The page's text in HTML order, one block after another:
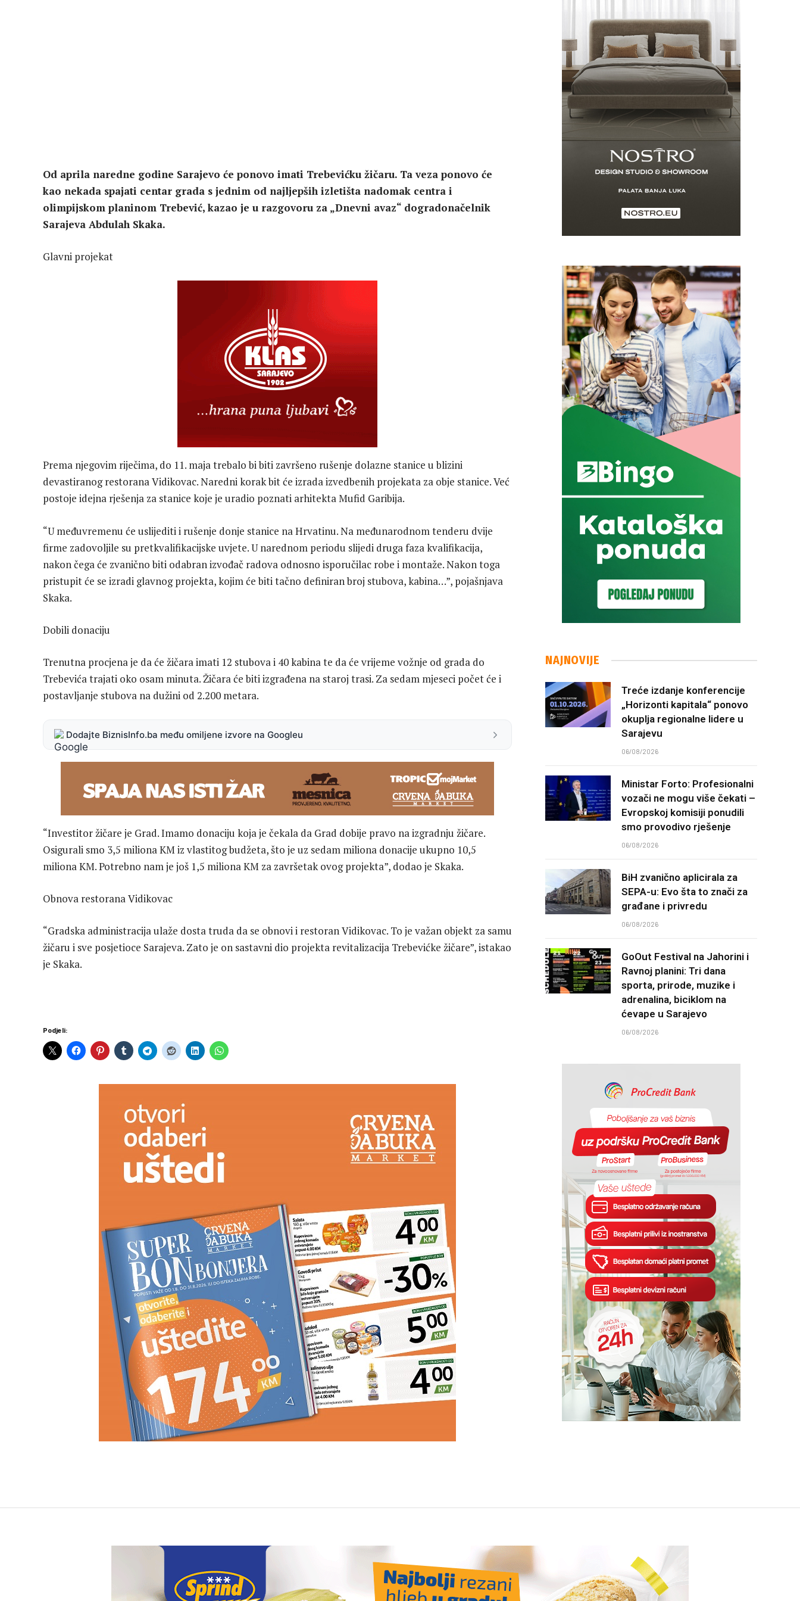
Od aprila naredne godine Sarajevo će ponovo imati Trebevićku žičaru. Ta veza ponovo će
kao nekada spajati centar grada s jednim od najljepših izletišta nadomak centra i
olimpijskom planinom Trebević, kazao je u razgovoru za „Dnevni avaz“ dogradonačelnik
Sarajeva Abdulah Skaka.
Glavni projekat
Prema njegovim riječima, do 11. maja trebalo bi biti završeno rušenje dolazne stanice u blizini
devastiranog restorana Vidikovac. Naredni korak bit će izrada izvedbenih projekata za obje stanice. Već
postoje idejna rješenja za stanice koje je uradio poznati arhitekta Mufid Garibija.
“U međuvremenu će uslijediti i rušenje donje stanice na Hrvatinu. Na međunarodnom tenderu dvije
firme zadovoljile su pretkvalifikacijske uvjete. U narednom periodu slijedi druga faza kvalifikacija,
nakon čega će zvanično biti odabran izvođač radova odnosno isporučilac robe i montaže. Nakon toga
pristupit će se izradi glavnog projekta, kojim će biti tačno definiran broj stubova, kabina…”, pojašnjava
Skaka.
Dobili donaciju
Trenutna procjena je da će žičara imati 12 stubova i 40 kabina te da će vrijeme vožnje od grada do
Trebevića trajati oko osam minuta. Žičara će biti izgrađena na staroj trasi. Za sedam mjeseci počet će i
postavljanje stubova na dužini od 2.200 metara.
Dodajte BiznisInfo.ba među omiljene izvore na Googleu
“Investitor žičare je Grad. Imamo donaciju koja je čekala da Grad dobije pravo na izgradnju žičare.
Osigurali smo 3,5 miliona KM iz vlastitog budžeta, što je uz sedam miliona donacije ukupno 10,5
miliona KM. Potrebno nam je još 1,5 miliona KM za završetak ovog projekta”, dodao je Skaka.
Obnova restorana Vidikovac
“Gradska administracija ulaže dosta truda da se obnovi i restoran Vidikovac. To je važan objekt za samu
žičaru i sve posjetioce Sarajeva. Zato je on sastavni dio projekta revitalizacija Trebevićke žičare”, istakao
je Skaka.
Podjeli:
NAJNOVIJE
Treće izdanje konferencije
„Horizonti kapitala“ ponovo
okuplja regionalne lidere u
Sarajevu
06/08/2026
Ministar Forto: Profesionalni
vozači ne mogu više čekati –
Evropskoj komisiji ponudili
smo provodivo rješenje
06/08/2026
BiH zvanično aplicirala za
SEPA-u: Evo šta to znači za
građane i privredu
06/08/2026
GoOut Festival na Jahorini i
Ravnoj planini: Tri dana
sporta, prirode, muzike i
adrenalina, biciklom na
ćevape u Sarajevo
06/08/2026